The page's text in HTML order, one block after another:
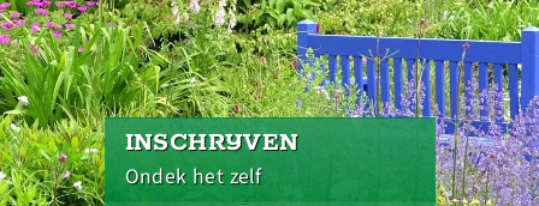
INSCHRIJVEN
Ondek het zelf